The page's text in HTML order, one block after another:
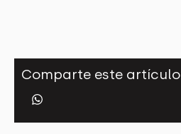
Comparte este artículo